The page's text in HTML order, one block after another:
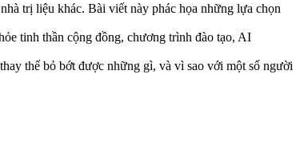
trị liệu khác. Bài viết này phác họa những lựa chọn
tinh thần cộng đồng, chương trình đào tạo, AI
thế bỏ bớt được những gì, và vì sao với một số người